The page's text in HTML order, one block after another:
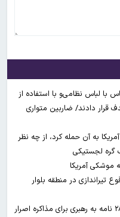
با لباس نظامی‌و با استفاده از
قرار دادند/ ضاربین متواری
به آن حمله کرد، از چه نظر
گره لجستیکی
تیراندازی در منطقه بلوار
ابوترابی، نماینده مجلس: دولت با زدن ۲۸ نامه به رهبری برای مذاکره اصرار